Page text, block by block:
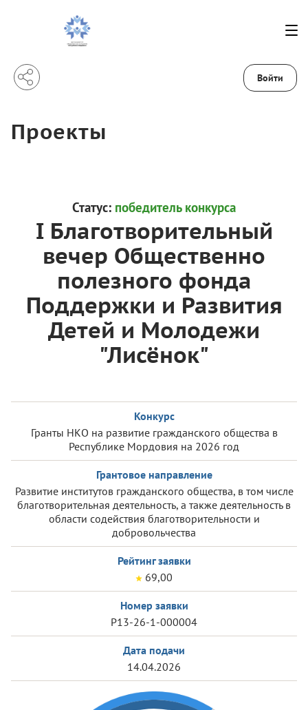
Войти
Проекты
Статус: победитель конкурса
I Благотворительный
вечер Общественно
полезного фонда
Поддержки и Развития
Детей и Молодежи
"Лисёнок"
Конкурс
Гранты НКО на развитие гражданского общества в
Республике Мордовия на 2026 год
Грантовое направление
Развитие институтов гражданского общества, в том числе
благотворительная деятельность, а также деятельность в
области содействия благотворительности и
добровольчества
Рейтинг заявки
69,00
Номер заявки
Р13-26-1-000004
Дата подачи
14.04.2026